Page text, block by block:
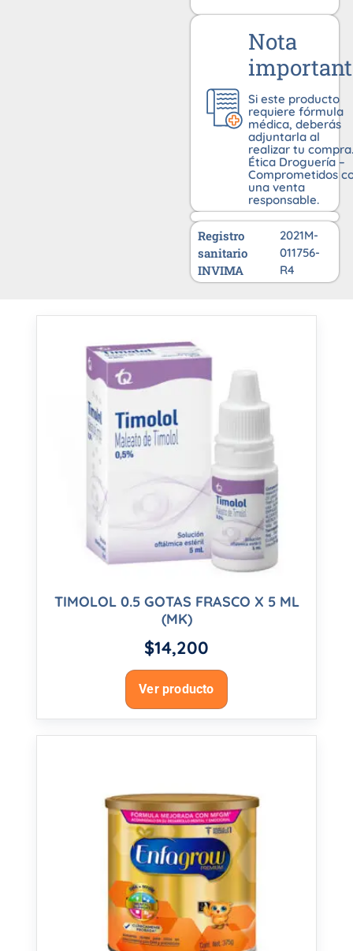
Nota
Si este producto
requiere fórmula
médica, deberás
adjuntarla al
realizar tu compra.
Ética Droguería –
Comprometidos
una venta
responsable.
Registro
sanitario
INVIMA
2021M-
011756-
R4
TIMOLOL 0.5 GOTAS FRASCO X 5 ML
(MK)
$14,200
Ver producto